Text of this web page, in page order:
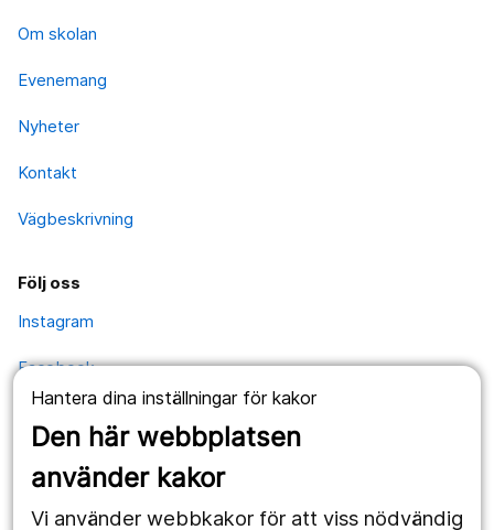
Hantera dina inställningar för kakor
Den här webbplatsen
använder kakor
Vi använder webbkakor för att viss nödvändig
Om skolan
Evenemang
Nyheter
Kontakt
Vägbeskrivning
Följ oss
Instagram
Facebook
Kontakt
Postadress